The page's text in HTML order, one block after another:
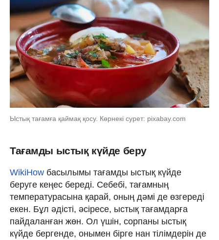
Ыстық тағамға қаймақ қосу. Көрнекі сурет: pixabay.com
Тағамды ыстық күйде беру
WikiHow басылымы тағамды ыстық күйде
беруге кеңес береді. Себебі, тағамның
температурасына қарай, оның дәмі де өзгереді
екен. Бұл әдісті, әсіресе, ыстық тағамдарға
пайдаланған жөн. Ол үшін, сорпаны ыстық
күйде бергенде, онымен бірге нан тілімдерін де